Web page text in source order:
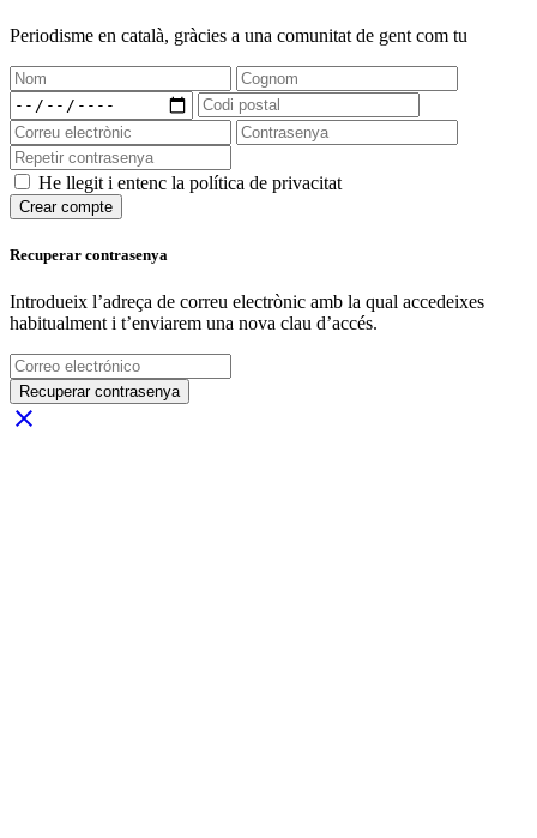
Periodisme en català, gràcies a una comunitat de gent com tu
He llegit i entenc la política de privacitat
Crear compte
Recuperar contrasenya
Introdueix l’adreça de correu electrònic amb la qual accedeixes
habitualment i t’enviarem una nova clau d’accés.
Recuperar contrasenya
close